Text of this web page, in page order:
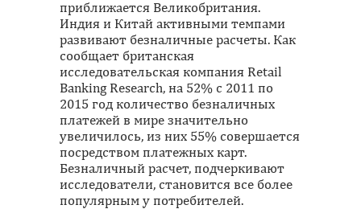
приближается Великобритания.
Индия и Китай активными темпами
развивают безналичные расчеты. Как
сообщает британская
исследовательская компания Retail
Banking Research, на 52% с 2011 по
2015 год количество безналичных
платежей в мире значительно
увеличилось, из них 55% совершается
посредством платежных карт.
Безналичный расчет, подчеркивают
исследователи, становится все более
популярным у потребителей.